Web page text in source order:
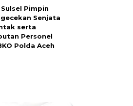
Pimpin
Senjata
serta
Personel
Polda Aceh